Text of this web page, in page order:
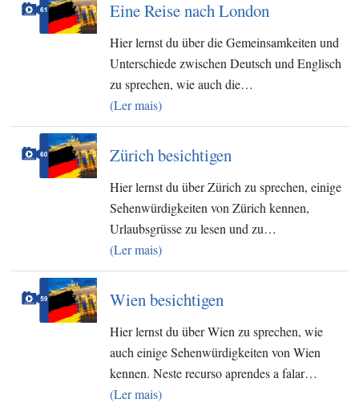
Eine Reise nach London
Hier lernst du über die Gemeinsamkeiten und
Unterschiede zwischen Deutsch und Englisch
zu sprechen, wie auch die…
(Ler mais)
Zürich besichtigen
Hier lernst du über Zürich zu sprechen, einige
Sehenwürdigkeiten von Zürich kennen,
Urlaubsgrüsse zu lesen und zu…
(Ler mais)
Wien besichtigen
Hier lernst du über Wien zu sprechen, wie
auch einige Sehenwürdigkeiten von Wien
kennen. Neste recurso aprendes a falar…
(Ler mais)